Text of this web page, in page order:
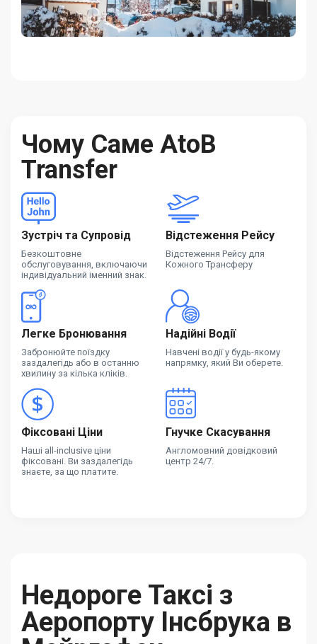
Чому Саме AtoB
Transfer
Зустріч та Супровід
Безкоштовне
обслуговування, включаючи
індивідуальний іменний знак.
Відстеження Рейсу
Відстеження Рейсу для
Кожного Трансферу
Легке Бронювання
Забронюйте поїздку
заздалегідь або в останню
хвилину за кілька кліків.
Надійні Водії
Навчені водії у будь-якому
напрямку, який Ви оберете.
Фіксовані Ціни
Наші all-inclusive ціни
фіксовані. Ви заздалегідь
знаєте, за що платите.
Гнучке Скасування
Англомовний довідковий
центр 24/7.
Недороге Таксі з
Аеропорту Інсбрука в